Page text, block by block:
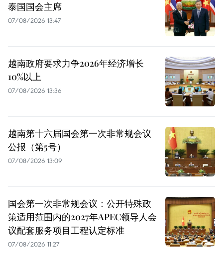
泰国国会主席
07/08/2026 13:47
越南政府要求力争2026年经济增长
10%以上
07/08/2026 13:36
越南第十六届国会第一次非常规会议
公报（第5号）
07/08/2026 13:09
国会第一次非常规会议：公开特殊政
策适用范围内的2027年APEC领导人会
议配套服务项目工程认定标准
07/08/2026 11:27